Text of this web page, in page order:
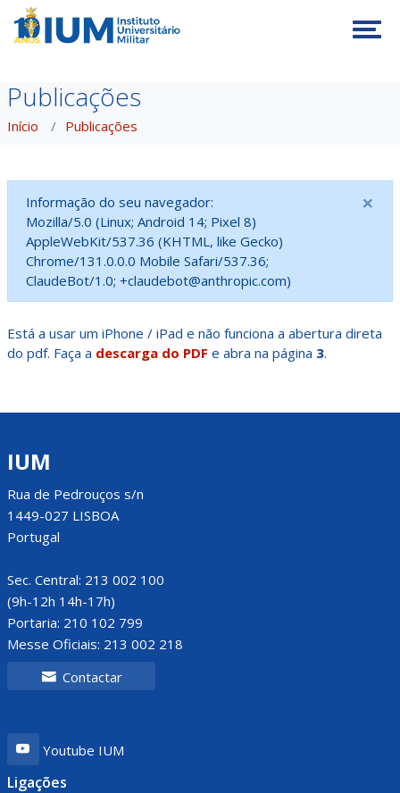
Publicações
Início Publicações
Informação do seu navegador:
Mozilla/5.0 (Linux; Android 14; Pixel 8)
AppleWebKit/537.36 (KHTML, like Gecko)
Chrome/131.0.0.0 Mobile Safari/537.36;
ClaudeBot/1.0; +claudebot@anthropic.com)
×
Está a usar um iPhone / iPad e não funciona a abertura direta
do pdf. Faça a descarga do PDF e abra na página 3.
IUM
Rua de Pedrouços s/n
1449-027 LISBOA
Portugal
Sec. Central: 213 002 100
(9h-12h 14h-17h)
Portaria: 210 102 799
Messe Oficiais: 213 002 218
Contactar
Youtube IUM
Ligações